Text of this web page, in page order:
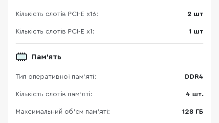
Кількість слотів PCI-E x16: 2 шт
Кількість слотів PCI-E x1: 1 шт
Пам'ять
Тип оперативної пам’яті: DDR4
Кількість слотів пам'яті: 4 шт.
Максимальний об’єм пам’яті: 128 ГБ